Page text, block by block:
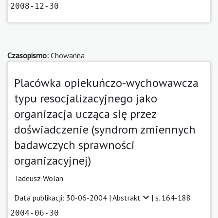
2008-12-30
Czasopismo: Chowanna
Placówka opiekuńczo-wychowawcza
typu resocjalizacyjnego jako
organizacja ucząca się przez
doświadczenie (syndrom zmiennych
badawczych sprawności
organizacyjnej)
Tadeusz Wolan
Data publikacji: 30-06-2004 | Abstrakt | s. 164-188
2004-06-30